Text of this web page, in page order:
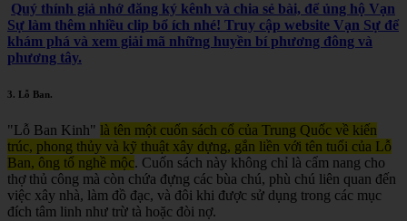
Quý thính giả nhớ đăng ký kênh và chia sẻ bài, để ủng hộ Vạn
Sự làm thêm nhiều clip bổ ích nhé! Truy cập website Vạn Sự để
khám phá và xem giải mã những huyền bí phương đông và
phương tây.
3. Lỗ Ban.
"Lỗ Ban Kinh" là tên một cuốn sách cổ của Trung Quốc về kiến
trúc, phong thủy và kỹ thuật xây dựng, gắn liền với tên tuổi của Lỗ
Ban, ông tổ nghề mộc. Cuốn sách này không chỉ là cẩm nang cho
thợ thủ công mà còn chứa đựng các bùa chú, phù chú liên quan đến
việc xây nhà, làm đồ đạc, và đôi khi được sử dụng trong các mục
đích tâm linh như trừ tà hoặc đòi nợ.